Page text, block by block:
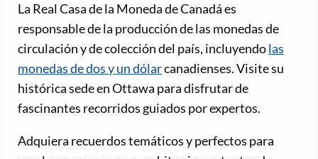
La Real Casa de la Moneda de Canadá es
responsable de la producción de las monedas de
circulación y de colección del país, incluyendolas
monedas de dos y un dólarcanadienses. Visite su
histórica sede en Ottawa para disfrutar de
fascinantes recorridos guiados por expertos.
Adquiera recuerdos temáticos y perfectos para